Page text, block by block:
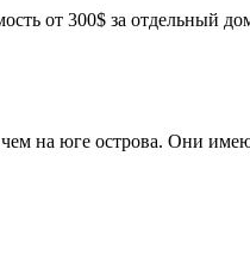
от 300$ за отдельный
на юге острова. Они